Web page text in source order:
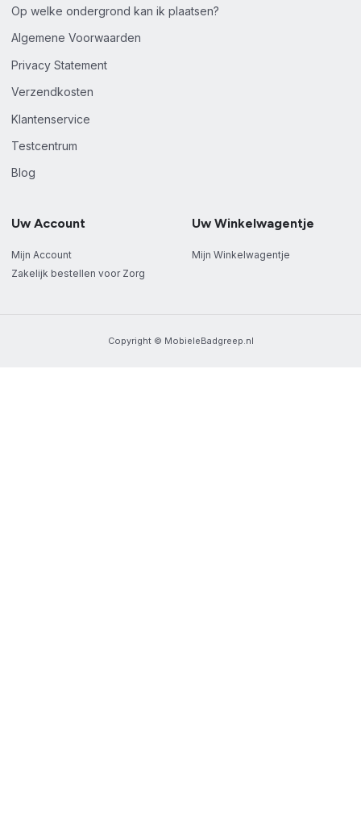
Op welke ondergrond kan ik plaatsen?
Algemene Voorwaarden
Privacy Statement
Verzendkosten
Klantenservice
Testcentrum
Blog
Uw Account
Mijn Account
Zakelijk bestellen voor Zorg
Uw Winkelwagentje
Mijn Winkelwagentje
Copyright © MobieleBadgreep.nl